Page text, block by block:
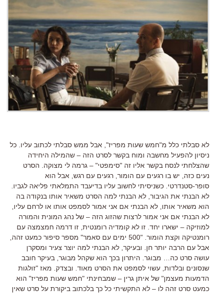
לא סבלתי כלל מ"חמש שעות מפריז", אבל ממש סבלתי לכתוב עליו. כל
ניסיון להפעיל מחשבה ומוח בקשר לסרט הזה – שהמילה היחידה
שהצלחתי לנסח בקשר אליו זה "סימפטי" – גרמה לי מצוקה. הסרט
נעים כזה, יש בו רגעים עם הומור, רגעים עם רגש, אבל הוא
סופר-סטנדרטי. כשניסיתי לחשוב עליו בדיעבד התמלאתי פליאה לגביו.
לא הבנתי את הגיבור, לא הבנתי למה הסרט משאיר אותו בנקודה בה
הוא משאיר אותו, לא הבנתי אם אני אמור לסמפט אותו או לרחם עליו,
לא הבנתי אם אני אמור לרצות שהזוג הזה – של נהג המונית והמורה
למוזיקה – ישארו יחד. זו לא קומדיה רומנטית, זו דרמה חמצמצה עם
רומנטיקה וקצת הומור. "500 ימים עם סאמר" מספר סיפור כמעט זהה,
אבל עם הרבה יותר חן. ובעיקר, לא הבנתי למה יוצר צעיר ומסקרן
עושה סרט כה… מבוגר. היתרון בכך הוא שקהל מבוגר, בעיקר חובב
שנסונים ובלדות, עשוי לסמפט את הסרט מאוד. ובצדק. מאז "זולגות
הדמעות מעצמן" של איתן גרין – שמבחינתי "חמש שעות מפריז" הוא
כמעט סרט זהה לו – לא התקשיתי כל כך בלכתוב ביקורת על סרט שאין